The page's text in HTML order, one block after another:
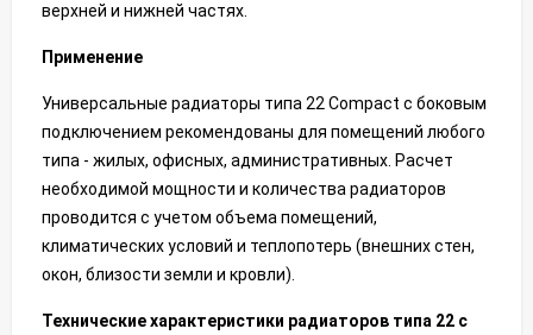
верхней и нижней частях.
Применение
Универсальные радиаторы типа 22 Compact с боковым
подключением рекомендованы для помещений любого
типа - жилых, офисных, административных. Расчет
необходимой мощности и количества радиаторов
проводится с учетом объема помещений,
климатических условий и теплопотерь (внешних стен,
окон, близости земли и кровли).
Технические характеристики радиаторов типа 22 с